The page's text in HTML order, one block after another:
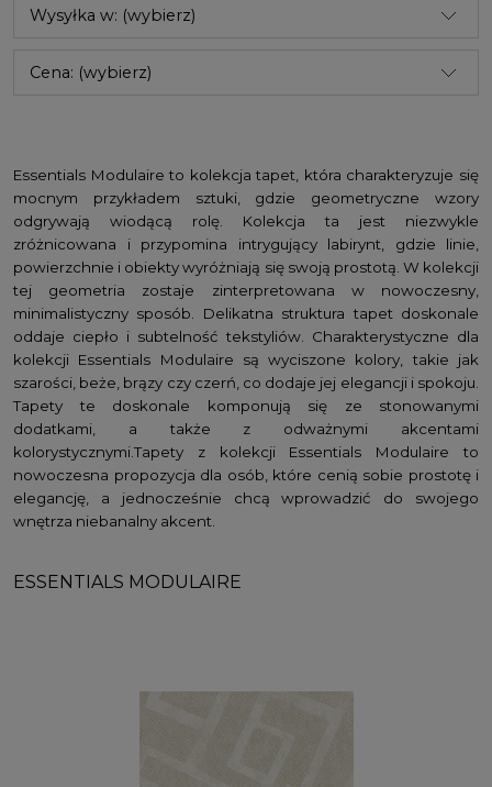
Wysyłka w: (wybierz)
Cena: (wybierz)
Essentials Modulaire to kolekcja tapet, która charakteryzuje się
mocnym przykładem sztuki, gdzie geometryczne wzory
odgrywają wiodącą rolę. Kolekcja ta jest niezwykle
zróżnicowana i przypomina intrygujący labirynt, gdzie linie,
powierzchnie i obiekty wyróżniają się swoją prostotą. W kolekcji
tej geometria zostaje zinterpretowana w nowoczesny,
minimalistyczny sposób. Delikatna struktura tapet doskonale
oddaje ciepło i subtelność tekstyliów. Charakterystyczne dla
kolekcji Essentials Modulaire są wyciszone kolory, takie jak
szarości, beże, brązy czy czerń, co dodaje jej elegancji i spokoju.
Tapety te doskonale komponują się ze stonowanymi
dodatkami, a także z odważnymi akcentami
kolorystycznymi.Tapety z kolekcji Essentials Modulaire to
nowoczesna propozycja dla osób, które cenią sobie prostotę i
elegancję, a jednocześnie chcą wprowadzić do swojego
wnętrza niebanalny akcent.
ESSENTIALS MODULAIRE